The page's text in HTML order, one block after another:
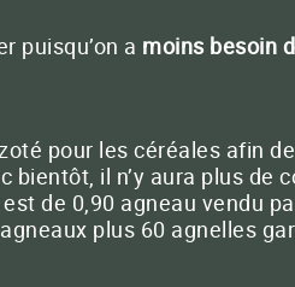
puisqu’on a moins besoin
pour les céréales afin
il n’y aura plus de
de 0,90 agneau vendu
plus 60 agnelles